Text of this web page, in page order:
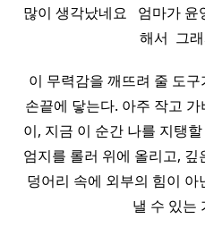
많이 생각났네요 ​ ​ 엄마가
해서 ​ 그
이 무력감을 깨뜨려 줄 도
손끝에 닿는다. 아주 작고
이, 지금 이 순간 나를 지탱
엄지를 롤러 위에 올리고,
덩어리 속에 외부의 힘이
낼 수 있는